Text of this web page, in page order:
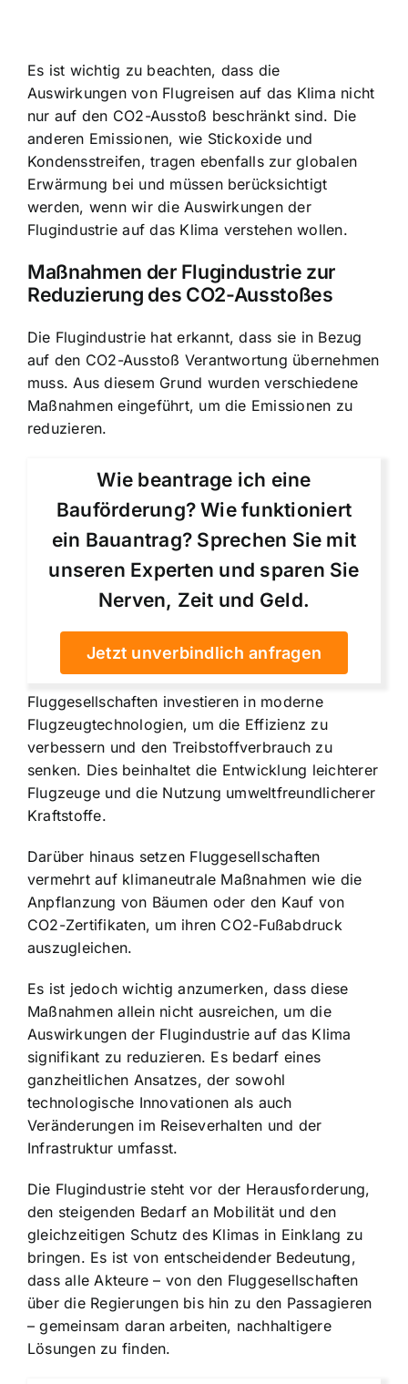
Es ist wichtig zu beachten, dass die
Auswirkungen von Flugreisen auf das Klima nicht
nur auf den CO2-Ausstoß beschränkt sind. Die
anderen Emissionen, wie Stickoxide und
Kondensstreifen, tragen ebenfalls zur globalen
Erwärmung bei und müssen berücksichtigt
werden, wenn wir die Auswirkungen der
Flugindustrie auf das Klima verstehen wollen.
Maßnahmen der Flugindustrie zur
Reduzierung des CO2-Ausstoßes
Die Flugindustrie hat erkannt, dass sie in Bezug
auf den CO2-Ausstoß Verantwortung übernehmen
muss. Aus diesem Grund wurden verschiedene
Maßnahmen eingeführt, um die Emissionen zu
reduzieren.
Wie beantrage ich eine
Bauförderung? Wie funktioniert
ein Bauantrag? Sprechen Sie mit
unseren Experten und sparen Sie
Nerven, Zeit und Geld.
Jetzt unverbindlich anfragen
Fluggesellschaften investieren in moderne
Flugzeugtechnologien, um die Effizienz zu
verbessern und den Treibstoffverbrauch zu
senken. Dies beinhaltet die Entwicklung leichterer
Flugzeuge und die Nutzung umweltfreundlicherer
Kraftstoffe.
Darüber hinaus setzen Fluggesellschaften
vermehrt auf klimaneutrale Maßnahmen wie die
Anpflanzung von Bäumen oder den Kauf von
CO2-Zertifikaten, um ihren CO2-Fußabdruck
auszugleichen.
Es ist jedoch wichtig anzumerken, dass diese
Maßnahmen allein nicht ausreichen, um die
Auswirkungen der Flugindustrie auf das Klima
signifikant zu reduzieren. Es bedarf eines
ganzheitlichen Ansatzes, der sowohl
technologische Innovationen als auch
Veränderungen im Reiseverhalten und der
Infrastruktur umfasst.
Die Flugindustrie steht vor der Herausforderung,
den steigenden Bedarf an Mobilität und den
gleichzeitigen Schutz des Klimas in Einklang zu
bringen. Es ist von entscheidender Bedeutung,
dass alle Akteure – von den Fluggesellschaften
über die Regierungen bis hin zu den Passagieren
– gemeinsam daran arbeiten, nachhaltigere
Lösungen zu finden.